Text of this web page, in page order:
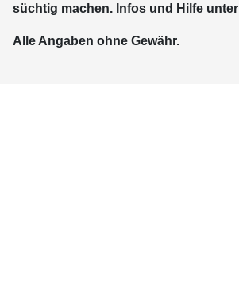
süchtig machen. Infos und Hilfe unter
Alle Angaben ohne Gewähr.